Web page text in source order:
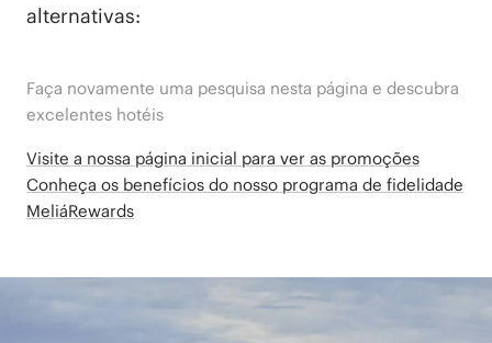
alternativas:
Faça novamente uma pesquisa nesta página e descubra
excelentes hotéis
Visite a nossa página inicial para ver as promoções
Conheça os benefícios do nosso programa de fidelidade
MeliáRewards